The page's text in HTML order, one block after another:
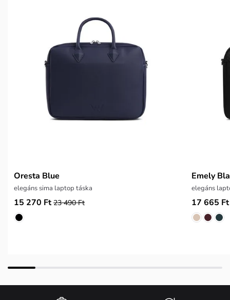
Oresta Blue
elegáns sima laptop táska
15 270 Ft 23 490 Ft
Emely
elegáns
17 665 Ft